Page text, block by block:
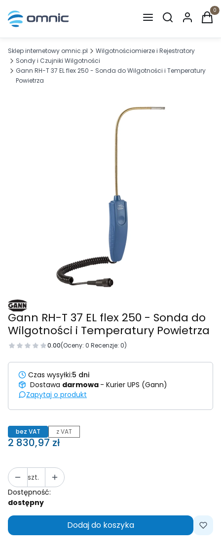
Otwórz
Sklep internetowy omnic.pl
Wilgotnościomierze i Rejestratory
Sondy i Czujniki Wilgotności
Gann RH-T 37 EL flex 250 - Sonda do Wilgotności i Temperatury
Powietrza
Gann RH-T 37 EL flex 250 - Sonda do
Wilgotności i Temperatury Powietrza
0.00(Oceny: 0 Recenzje: 0)
Czas wysyłki:5 dni
Dostawa darmowa - Kurier UPS (Gann)
Zapytaj o produkt
bez VAT z VAT
Cena
2 830,97 zł
szt.
Dostępność:
dostępny
Dodaj do koszyka